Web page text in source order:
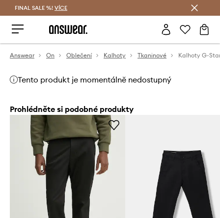
FINAL SALE %! VÍCE
Answear On Oblečení Kalhoty Tkaninové Kalhoty G-
Tento produkt je momentálně nedostupný
Prohlédněte si podobné produkty